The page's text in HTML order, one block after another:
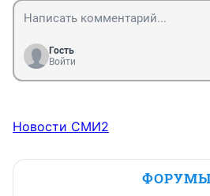
Гость
Войти
Новости СМИ2
ФОРУМЫ